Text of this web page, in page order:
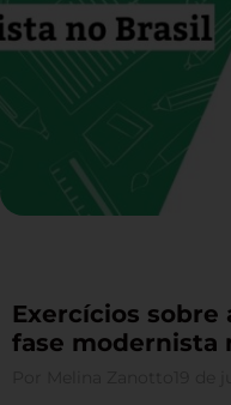
Exercícios sobre
fase modernista